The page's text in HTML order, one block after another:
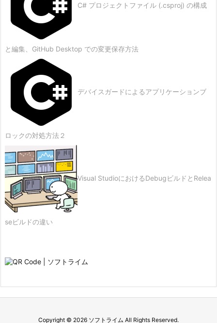
C# プロジェクトファイル (.csproj) の構成
と編集、GitHub Desktop での変更保存方法
デバイスガードによるアプリケーションブ
ロックの対処方法２
Visual StudioにおけるDebugビルドとRelea
seビルドの違い
Copyright © 2026 ソフトライム All Rights Reserved.